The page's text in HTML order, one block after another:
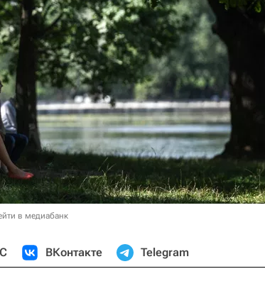
в медиабанк
ВКонтакте Telegram